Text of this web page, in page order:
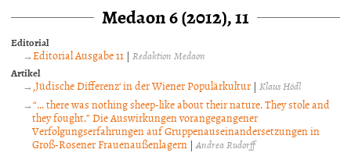
Medaon 6 (2012), 11
Editorial
Editorial Ausgabe 11 |Redaktion Medaon
Artikel
‚Jüdische Differenz‘ in der Wiener Populärkultur |Klaus Hödl
“… there was nothing sheep-like about their nature. They stole and
they fought.” Die Auswirkungen vorangegangener
Verfolgungserfahrungen auf Gruppenauseinandersetzungen in
Groß-Rosener Frauenaußenlagern |Andrea Rudorff